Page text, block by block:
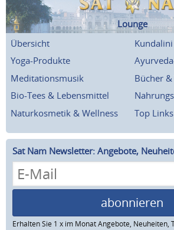
Lounge
Übersicht
Kundalini
Yoga-Produkte
Meditationsmusik
Bücher
Bio-Tees & Lebensmittel
Naturkosmetik & Wellness
Top Links
Sat Nam Newsletter: Angebote,
abonnieren
Erhalten Sie 1 x im Monat Angebote, Neuheiten,